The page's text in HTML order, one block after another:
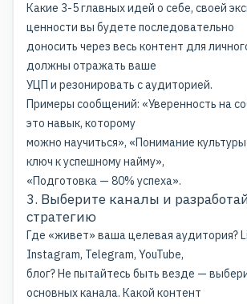
Какие 3-5 главных идей о себе, своей
ценности вы будете последовательно
доносить через весь контент для
должны отражать ваше
УЦП и резонировать с аудиторией.
Примеры сообщений: «Уверенность на
это навык, которому
можно научиться», «Понимание
ключ к успешному найму»,
«Подготовка — 80% успеха».
3. Выберите каналы и
стратегию
Где «живет» ваша целевая аудитория?
Instagram, Telegram, YouTube,
блог? Не пытайтесь быть везде —
основных канала. Какой контент